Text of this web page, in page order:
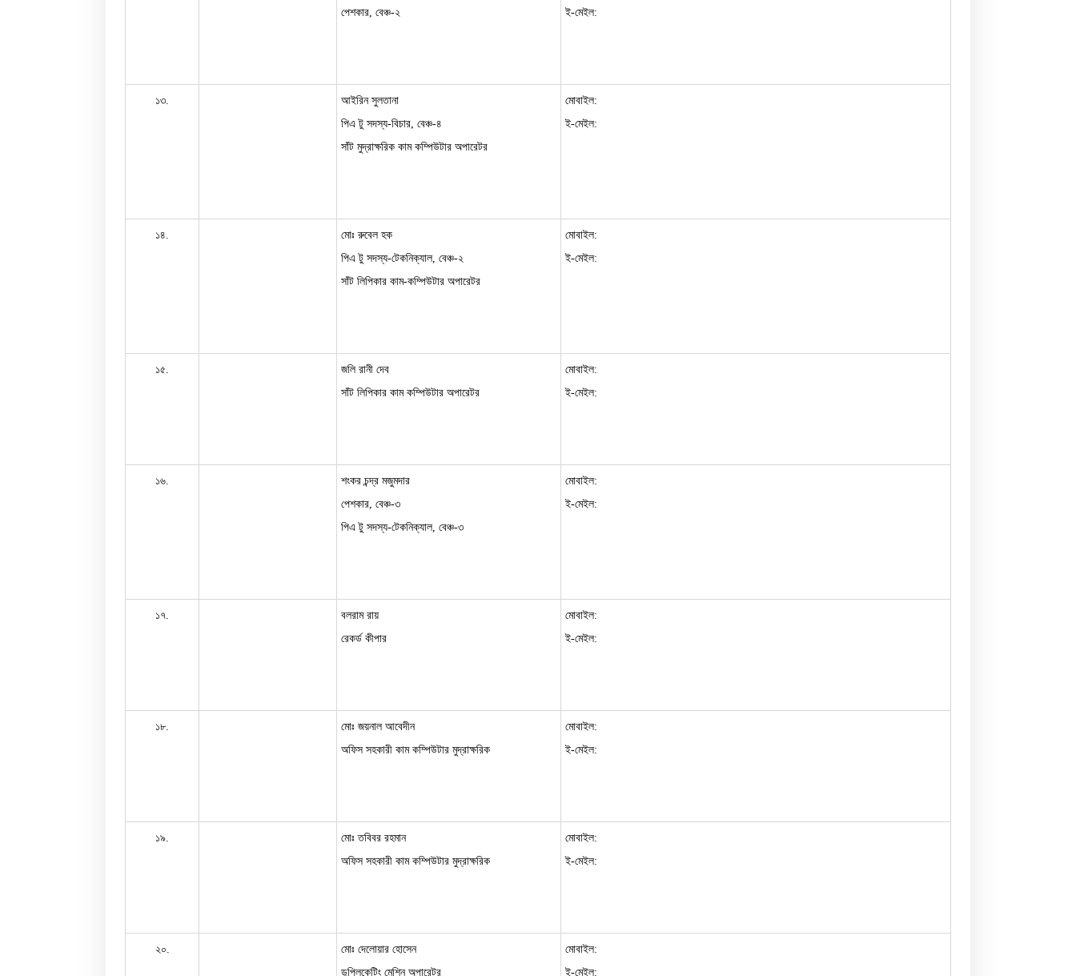
পেশকার, বেঞ্চ-২
ই-মেইল:
১৩.
আইরিন সুলতানা
পিএ টু সদস্য-বিচার, বেঞ্চ-৪
সাঁট মুদ্রাক্ষরিক কাম কম্পিউটার অপারেটর
মোবাইল:
ই-মেইল:
১৪.
মোঃ রুবেল হক
পিএ টু সদস্য-টেকনিক্যাল, বেঞ্চ-২
সাঁট লিপিকার কাম-কম্পিউটার অপারেটর
মোবাইল:
ই-মেইল:
১৫.
জলি রানী দেব
সাঁট লিপিকার কাম কম্পিউটার অপারেটর
মোবাইল:
ই-মেইল:
১৬.
শংকর চন্দ্র মজুমদার
পেশকার, বেঞ্চ-৩
পিএ টু সদস্য-টেকনিক্যাল, বেঞ্চ-৩
মোবাইল:
ই-মেইল:
১৭.
বলরাম রায়
রেকর্ড কীপার
মোবাইল:
ই-মেইল:
১৮.
মোঃ জয়নাল আবেদীন
অফিস সহকারী কাম কম্পিউটার মুদ্রাক্ষরিক
মোবাইল:
ই-মেইল:
১৯.
মোঃ তবিবর রহমান
অফিস সহকারী কাম কম্পিউটার মুদ্রাক্ষরিক
মোবাইল:
ই-মেইল:
২০.
মোঃ দেলোয়ার হোসেন
ডুপ্লিকেটিং মেশিন অপারেটর
মোবাইল:
ই-মেইল: